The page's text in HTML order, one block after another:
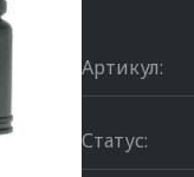
Артикул:
Статус: